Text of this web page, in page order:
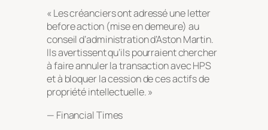
« Les créanciers ont adressé uneletter
before action(mise en demeure) au
conseil d’administration d’Aston Martin.
Ils avertissent qu’ils pourraient chercher
à faire annuler la transaction avec HPS
et à bloquer la cession de ces actifs de
propriété intellectuelle. »
— Financial Times